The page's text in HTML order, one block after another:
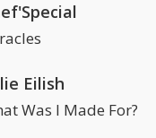
Eilish
Was I Made For?